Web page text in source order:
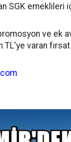
SGK emeklileri
ve ek
TL'ye varan